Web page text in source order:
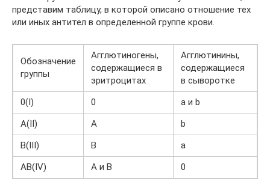
представим таблицу, в которой описано отношение тех
или иных антител в определенной группе крови.
Обозначение
группы
Агглютиногены,
содержащиеся в
эритроцитах
Агглютинины,
содержащиеся
в сыворотке
0(I)
0
a и b
A(II)
A
b
B(III)
B
a
AB(IV)
A и B 0